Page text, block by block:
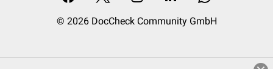
© 2026 DocCheck Community GmbH